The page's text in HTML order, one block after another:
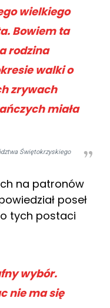
wielkiego
Bowiem ta
rodzina
walki o
zrywach
miała
Świętokrzyskiego
na patronów
poseł
tych postaci
wybór.
nie ma się